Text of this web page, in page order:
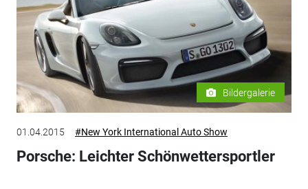
Bildergalerie
01.04.2015 #New York International Auto Show
Porsche: Leichter Schönwettersportler